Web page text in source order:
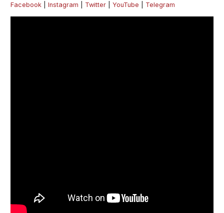
Facebook| Instagram Twitter| YouTube Telegram